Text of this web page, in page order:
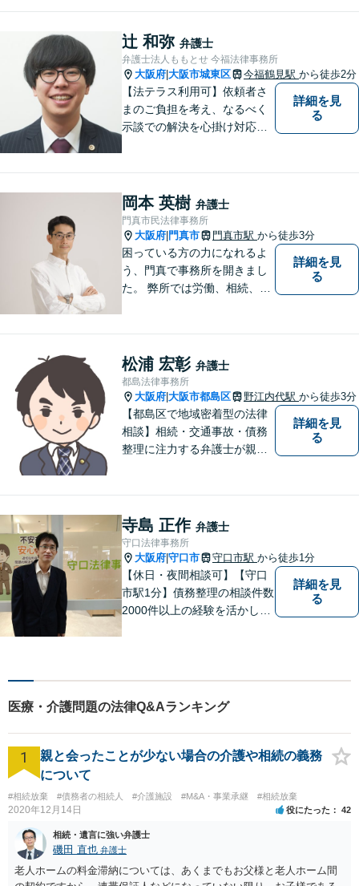
迅速かつ丁寧な対応を心が
け、満足度の高い解決を目指
します【放出駅1分】
辻 和弥 弁護士
弁護士法人ももとせ 今福法律事務所
大阪府 大阪市城東区 今福鶴見駅 から徒歩2分
【法テラス利用可】依頼者さ
まのご負担を考え、なるべく
示談での解決を心掛け対応い
で頼れる弁護士を目指しま
す。【休日相談可】【今福鶴
見駅2分】
詳細を見
る
岡本 英樹 弁護士
門真市民法律事務所
大阪府 門真市 門真市駅 から徒歩3分
困っている方の力になれるよ
う、門真で事務所を開きまし
た。 弊所では労働、相続、離
す。
詳細を見
る
松浦 宏彰 弁護士
都島法律事務所
大阪府 大阪市都島区 野江内代駅 から徒歩3分
【都島区で地域密着型の法律
相談】相続・交通事故・債務
整理に注力する弁護士が親身
様、まずはお気軽にご連絡く
ださい。初回面談予約受付中
詳細を見
る
寺島 正作 弁護士
守口法律事務所
大阪府 守口市 守口市駅 から徒歩1分
【休日・夜間相談可】【守口
市駅1分】債務整理の相談件数
2000件以上の経験を活かし、
頼者様が不安を抱かないよう
に、わかりやすく的確なアド
バイスを心がけております。
詳細を見
る
医療・介護問題の法律Q&Aランキング
1
親と会ったことが少ない場合の介護や相続の義務
について
#相続放棄 #債務者の相続人 #介護施設 #M&A・事業承継 #相続放棄
2020年12月14日 役にたった 42
相続・遺言に強い弁護士
磯田 直也 弁護士
老人ホームの料金滞納については、あくまでもお父様と老人ホーム間